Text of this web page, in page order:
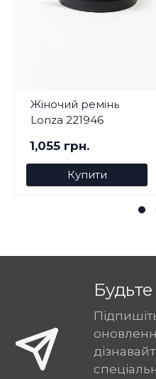
Жіночий ремінь
Lonza 221946
1,055 грн.
Купити
Будьте